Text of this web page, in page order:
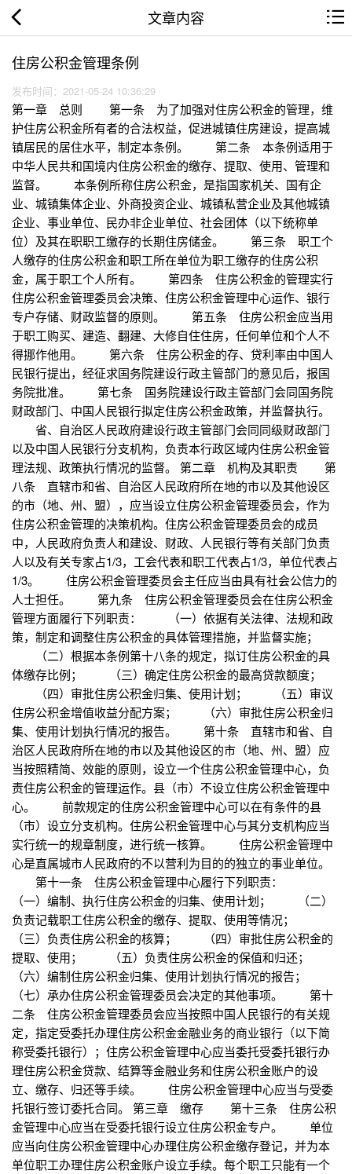
文章内容
住房公积金管理条例
发布时间：2021-05-24 10:36:29
第一章 总则 第一条 为了加强对住房公积金的管理，维
护住房公积金所有者的合法权益，促进城镇住房建设，提高城
镇居民的居住水平，制定本条例。 第二条 本条例适用于
中华人民共和国境内住房公积金的缴存、提取、使用、管理和
监督。 本条例所称住房公积金，是指国家机关、国有企
业、城镇集体企业、外商投资企业、城镇私营企业及其他城镇
企业、事业单位、民办非企业单位、社会团体（以下统称单
位）及其在职职工缴存的长期住房储金。 第三条 职工个
人缴存的住房公积金和职工所在单位为职工缴存的住房公积
金，属于职工个人所有。 第四条 住房公积金的管理实行
住房公积金管理委员会决策、住房公积金管理中心运作、银行
专户存储、财政监督的原则。 第五条 住房公积金应当用
于职工购买、建造、翻建、大修自住住房，任何单位和个人不
得挪作他用。 第六条 住房公积金的存、贷利率由中国人
民银行提出，经征求国务院建设行政主管部门的意见后，报国
务院批准。 第七条 国务院建设行政主管部门会同国务院
财政部门、中国人民银行拟定住房公积金政策，并监督执行。
省、自治区人民政府建设行政主管部门会同同级财政部门
以及中国人民银行分支机构，负责本行政区域内住房公积金管
理法规、政策执行情况的监督。 第二章 机构及其职责 第
八条 直辖市和省、自治区人民政府所在地的市以及其他设区
的市（地、州、盟），应当设立住房公积金管理委员会，作为
住房公积金管理的决策机构。住房公积金管理委员会的成员
中，人民政府负责人和建设、财政、人民银行等有关部门负责
人以及有关专家占1/3，工会代表和职工代表占1/3，单位代表占
1/3。 住房公积金管理委员会主任应当由具有社会公信力的
人士担任。 第九条 住房公积金管理委员会在住房公积金
管理方面履行下列职责： （一）依据有关法律、法规和政
策，制定和调整住房公积金的具体管理措施，并监督实施；
（二）根据本条例第十八条的规定，拟订住房公积金的具
体缴存比例； （三）确定住房公积金的最高贷款额度；
（四）审批住房公积金归集、使用计划； （五）审议
住房公积金增值收益分配方案； （六）审批住房公积金归
集、使用计划执行情况的报告。 第十条 直辖市和省、自
治区人民政府所在地的市以及其他设区的市（地、州、盟）应
当按照精简、效能的原则，设立一个住房公积金管理中心，负
责住房公积金的管理运作。县（市）不设立住房公积金管理中
心。 前款规定的住房公积金管理中心可以在有条件的县
（市）设立分支机构。住房公积金管理中心与其分支机构应当
实行统一的规章制度，进行统一核算。 住房公积金管理中
心是直属城市人民政府的不以营利为目的的独立的事业单位。
第十一条 住房公积金管理中心履行下列职责：
（一）编制、执行住房公积金的归集、使用计划； （二）
负责记载职工住房公积金的缴存、提取、使用等情况；
（三）负责住房公积金的核算； （四）审批住房公积金的
提取、使用； （五）负责住房公积金的保值和归还；
（六）编制住房公积金归集、使用计划执行情况的报告；
（七）承办住房公积金管理委员会决定的其他事项。 第十
二条 住房公积金管理委员会应当按照中国人民银行的有关规
定，指定受委托办理住房公积金金融业务的商业银行（以下简
称受委托银行）；住房公积金管理中心应当委托受委托银行办
理住房公积金贷款、结算等金融业务和住房公积金账户的设
立、缴存、归还等手续。 住房公积金管理中心应当与受委
托银行签订委托合同。 第三章 缴存 第十三条 住房公积
金管理中心应当在受委托银行设立住房公积金专户。 单位
应当向住房公积金管理中心办理住房公积金缴存登记，并为本
单位职工办理住房公积金账户设立手续。每个职工只能有一个